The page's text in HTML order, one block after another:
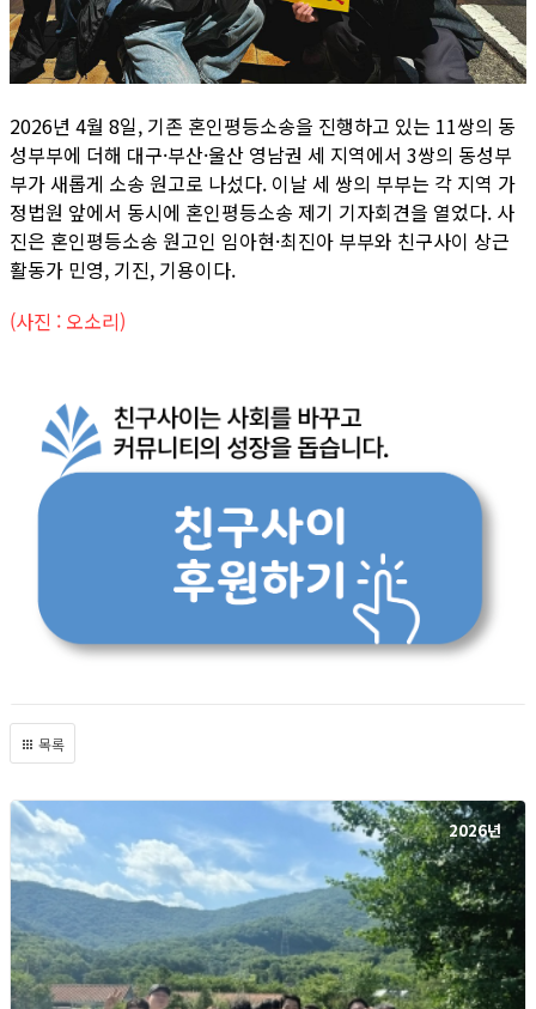
2026년 4월 8일, 기존 혼인평등소송을 진행하고 있는 11쌍의 동
성부부에 더해 대구·부산·울산 영남권 세 지역에서 3쌍의 동성부
부가 새롭게 소송 원고로 나섰다. 이날 세 쌍의 부부는 각 지역 가
정법원 앞에서 동시에 혼인평등소송 제기 기자회견을 열었다. 사
진은 혼인평등소송 원고인 임아현·최진아 부부와 친구사이 상근
활동가 민영, 기진, 기용이다.
(사진 : 오소리)
목록
2026년